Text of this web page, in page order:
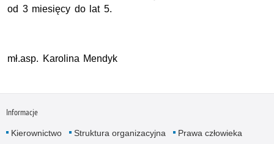
od 3 miesięcy do lat 5.
mł.asp. Karolina Mendyk
Informacje
Kierownictwo Struktura organizacyjna Prawa człowieka